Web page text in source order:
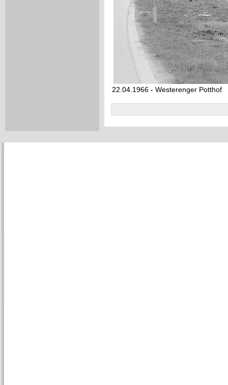
22.04.1966 - Westerenger Potthof